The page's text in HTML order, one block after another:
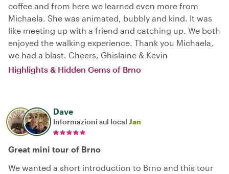
coffee and from here we learned even more from
Michaela. She was animated, bubbly and kind. It was
like meeting up with a friend and catching up. We both
enjoyed the walking experience. Thank you Michaela,
we had a blast. Cheers, Ghislaine & Kevin
Highlights & Hidden Gems of Brno
Dave
Informazioni sul local Jan
Great mini tour of Brno
We wanted a short introduction to Brno and this tour